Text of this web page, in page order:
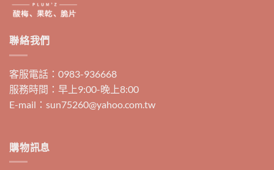
聯絡我們
客服電話：0983-936668
服務時間：早上9:00-晚上8:00
E-mail：sun75260@yahoo.com.tw
購物訊息